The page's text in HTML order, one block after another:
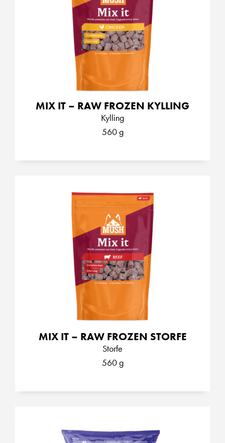
MIX IT – RAW FROZEN KYLLING
Kylling
560 g
MIX IT – RAW FROZEN STORFE
Storfe
560 g